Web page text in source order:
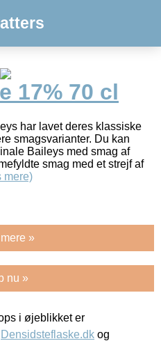
17% 70 cl
har lavet deres klassiske
smagsvarianter. Du kan
Baileys med smag af
smag med et strejf af
mere)
»
nu »
i øjeblikket er
Densidsteflaske.dk og